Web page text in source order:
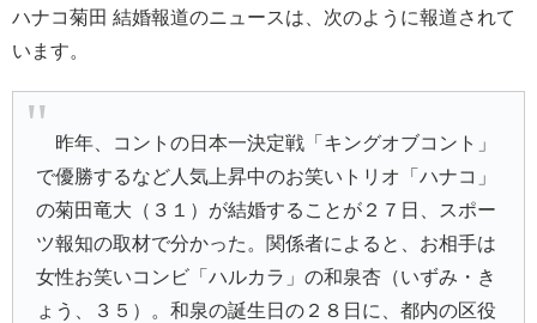
ハナコ菊田 結婚報道のニュースは、次のように報道されて
います。
昨年、コントの日本一決定戦「キングオブコント」
で優勝するなど人気上昇中のお笑いトリオ「ハナコ」
の菊田竜大（３１）が結婚することが２７日、スポー
ツ報知の取材で分かった。関係者によると、お相手は
女性お笑いコンビ「ハルカラ 」の和泉杏 （いずみ・き
ょう、３５）。和泉の誕生日の２８日に、都内の区役